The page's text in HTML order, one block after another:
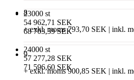
23000 st
54 962,71 SEK
68 703,39 SEK
24000 st
57 277,28 SEK
71 596,60 SEK
8
+ exkl. moms 793,70 SEK | inkl.
9
+ exkl. moms 900,85 SEK | inkl.